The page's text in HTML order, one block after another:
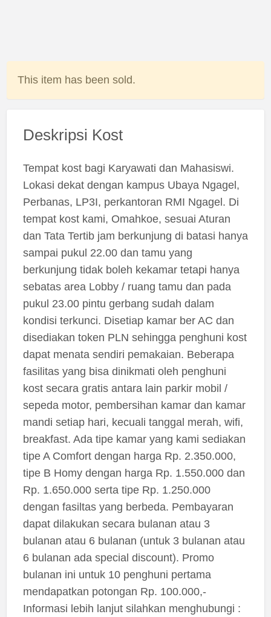
This item has been sold.
Deskripsi Kost
Tempat kost bagi Karyawati dan Mahasiswi.
Lokasi dekat dengan kampus Ubaya Ngagel,
Perbanas, LP3I, perkantoran RMI Ngagel. Di
tempat kost kami, Omahkoe, sesuai Aturan
dan Tata Tertib jam berkunjung di batasi hanya
sampai pukul 22.00 dan tamu yang
berkunjung tidak boleh kekamar tetapi hanya
sebatas area Lobby / ruang tamu dan pada
pukul 23.00 pintu gerbang sudah dalam
kondisi terkunci. Disetiap kamar ber AC dan
disediakan token PLN sehingga penghuni kost
dapat menata sendiri pemakaian. Beberapa
fasilitas yang bisa dinikmati oleh penghuni
kost secara gratis antara lain parkir mobil /
sepeda motor, pembersihan kamar dan kamar
mandi setiap hari, kecuali tanggal merah, wifi,
breakfast. Ada tipe kamar yang kami sediakan
tipe A Comfort dengan harga Rp. 2.350.000,
tipe B Homy dengan harga Rp. 1.550.000 dan
Rp. 1.650.000 serta tipe Rp. 1.250.000
dengan fasiltas yang berbeda. Pembayaran
dapat dilakukan secara bulanan atau 3
bulanan atau 6 bulanan (untuk 3 bulanan atau
6 bulanan ada special discount). Promo
bulanan ini untuk 10 penghuni pertama
mendapatkan potongan Rp. 100.000,-
Informasi lebih lanjut silahkan menghubungi :